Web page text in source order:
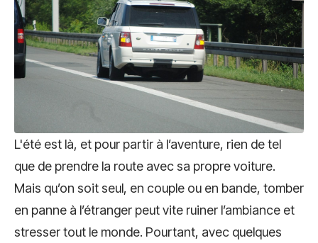
L'été est là, et pour partir à l’aventure, rien de tel
que de prendre la route avec sa propre voiture.
Mais qu’on soit seul, en couple ou en bande, tomber
en panne à l’étranger peut vite ruiner l’ambiance et
stresser tout le monde. Pourtant, avec quelques